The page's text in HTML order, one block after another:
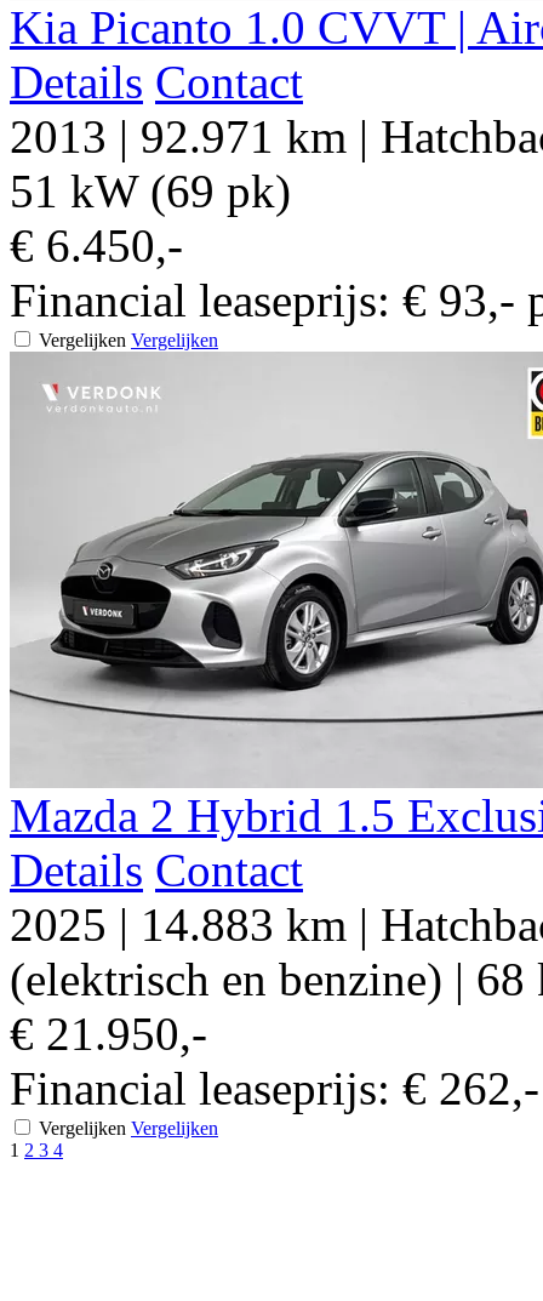
Kia Picanto 1.0 CVVT |
Details Contact
2013 | 92.971 km |
51 kW (69 pk)
€ 6.450,-
Financial leaseprijs: € 93,-
Vergelijken Vergelijken
Mazda 2 Hybrid 1.5
Details Contact
2025 | 14.883 km |
(elektrisch en benzine) | 68
€ 21.950,-
Financial leaseprijs: €
Vergelijken Vergelijken
1 2 3 4